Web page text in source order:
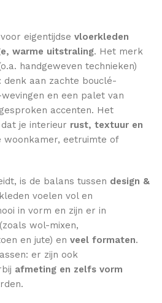
eigentijdse vloerkleden
warme uitstraling. Het merk
handgeweven technieken)
: denk aan zachte bouclé-
en een palet van
accenten. Het
je interieur rust, textuur en
eetruimte of
is de balans tussen design &
voelen vol en
in vorm en zijn er in
(zoals wol-mixen,
en jute) en veel formaten.
er zijn ook
afmeting en zelfs vorm